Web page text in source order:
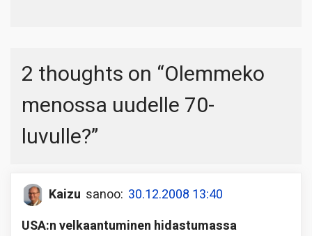
2 thoughts on “Olemmeko
menossa uudelle 70-
luvulle?”
Kaizu sanoo: 30.12.2008 13:40
USA:n velkaantuminen hidastumassa